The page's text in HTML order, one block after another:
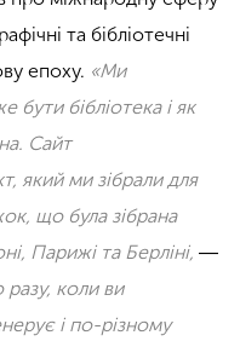
та бібліотечні
епоху. «Ми
бібліотека і як
Сайт
який ми зібрали для
що була зібрана
Парижі та Берліні, ―
коли ви
і по-різному